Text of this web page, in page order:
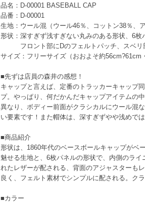
品名：D-00001 BASEBALL CAP
品番：D-00001
生地：ウール混（ウール46％、コットン38％、
形状：深すぎず浅すぎない丸みのある形状、6枚
フロント部にDのフェルトパッチ、スベリ
サイズ：フリーサイズ（おおよそ約56cm?61cm
■先ずは店員の森井の感想！
キャップと言えば、定番のトラッカーキャップ
プ。やっぱり、何だかんだキャップアイテムの
異なり、ボディー前面がクラシカルにウール混
い要素です！また帽体は、深すぎずやや浅めで
■商品紹介
形状は、1860年代のベースボールキャップがベ
魅せる生地と、6枚パネルの形状で、内側のラ
れたレザーが配される、背面のアジャスターも
良く、フェルト素材でシンプルに配される。ク
■カラー